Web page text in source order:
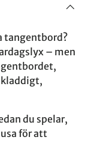
tangentbord?
– men
du spelar,
för att